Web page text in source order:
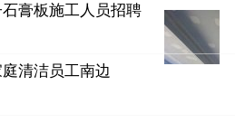
膏板施工人员招聘
清洁员工南边